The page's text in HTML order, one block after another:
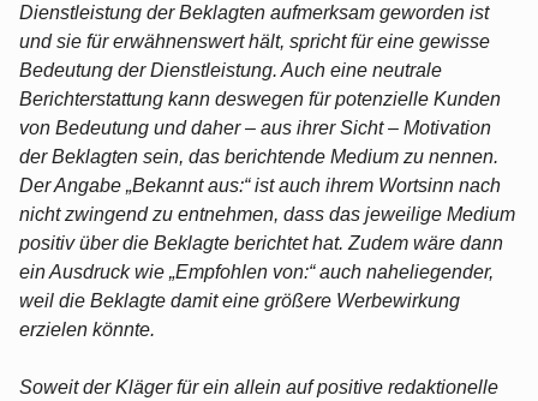
Dienstleistung der Beklagten aufmerksam geworden ist
und sie für erwähnenswert hält, spricht für eine gewisse
Bedeutung der Dienstleistung. Auch eine neutrale
Berichterstattung kann deswegen für potenzielle Kunden
von Bedeutung und daher – aus ihrer Sicht – Motivation
der Beklagten sein, das berichtende Medium zu nennen.
Der Angabe „Bekannt aus:“ ist auch ihrem Wortsinn nach
nicht zwingend zu entnehmen, dass das jeweilige Medium
positiv über die Beklagte berichtet hat. Zudem wäre dann
ein Ausdruck wie „Empfohlen von:“ auch naheliegender,
weil die Beklagte damit eine größere Werbewirkung
erzielen könnte.
Soweit der Kläger für ein allein auf positive redaktionelle